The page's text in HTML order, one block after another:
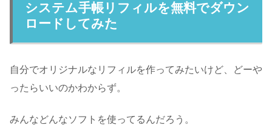
システム手帳リフィルを無料でダウン
ロードしてみた
自分でオリジナルなリフィルを作ってみたいけど、どーや
ったらいいのかわからず。
みんなどんなソフトを使ってるんだろう。